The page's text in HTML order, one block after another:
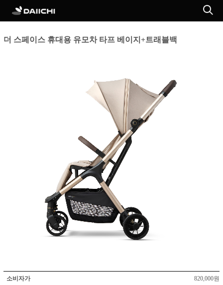
더 스페이스 휴대용 유모차 타프 베이지+트래블백
소비자가 820,000원